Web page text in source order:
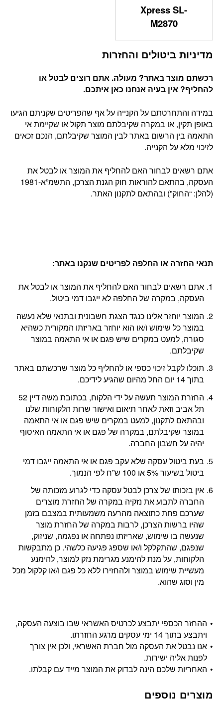
Xpress SL-
M2870
מדיניות ביטולים והחזרות
רכשתם מוצר באתר? מעולה. אתם רוצים לבטל או
להחליף? אין בעיה אנחנו כאן איתכם.
במידה והתחרטתם על הקנייה על אף שהפריטים שקניתם הגיעו
באופן תקין, או במקרה שקיבלתם מוצר תקול או שקיימת אי
התאמה בין הרשום באתר לבין המוצר שקיבלתם, הנכם זכאים
לזיכוי מלא על הקנייה.
אתם רשאים לבחור האם להחליף את המוצר או לבטל את
העסקה, בהתאם להוראות חוק הגנת הצרכן, התשמ”א-1981
(להלן: “החוק”) ובהתאם לתקנון האתר.
תנאי החזרה או החלפה לפריטים שנקנו באתר:
אתם רשאים לבחור האם להחליף את המוצר או לבטל את
העסקה, במקרה של החלפה לא ייגבו דמי ביטול.
המוצר יוחזר אלינו כנגד הצגת חשבונית ובתנאי שלא נעשה
במוצר כל שימוש ו/או הוא יוחזר באריזתו המקורית כשהיא
סגורה, למעט במקרים שיש פגם או אי התאמה במוצר
שקיבלתם.
תוכלו לקבל זיכוי כספי או להחליף כל מוצר שרכשתם באתר
בתוך 14 יום החל מהיום שהגיע לידיכם.
החזרת המוצר תעשה על ידי הלקוח, בכתובת משה דיין 52
תל אביב וזאת לאחר תיאום ואישור שרות הלקוחות שלנו
ובהתאם לתקנון, למעט במקרים שיש פגם או אי התאמה
במוצר שקיבלתם, במקרה של פגם או אי התאמה האיסוף
יהיה על חשבון החברה.
בעת ביטול עסקה שלא עקב פגם או אי התאמה ייגבו דמי
ביטול בשיעור 5% או 100 ש”ח לפי הנמוך.
אין בזכותו של צרכן לבטל עסקה כדי לגרוע מזכותה של
החברה לתבוע את נזקיה במקרה של החזרת מוצרים
שערכם פחת כתוצאה מהרעה משמעותית במצבם בזמן
שהיו ברשות הצרכן, לרבות במקרה של החזרת מוצר
שנעשה בו שימוש, שאריזתו נפתחה או נפגמה, שניזוק,
שנפגם, שהתקלקל ו/או שספג פגיעה כלשהי. כן מתבקשות
הלקוחות, על מנת להימנע מגרימת נזק למוצר, להימנע
מעשיית שימוש במוצר ולהחזירו ללא כל פגם ו/או קלקול מכל
מין וסוג שהוא.
ההחזר הכספי יתבצע לכרטיס האשראי שבו בוצעה העסקה,
ויתבצע בתוך 14 ימי עסקים מרגע החזרתו.
אנו נבטל את העסקה מול חברת האשראי, ולכן אין צורך
לפנות אליה ישירות.
האחריות שלכם הינה לבדוק את המוצר מייד עם קבלתו.
מוצרים נוספים